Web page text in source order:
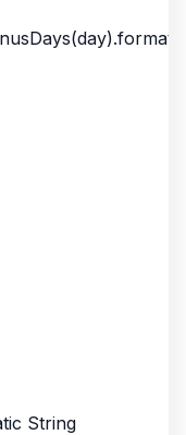
String